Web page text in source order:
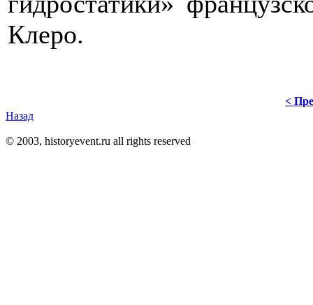
Клеро.
<
Назад
© 2003, historyevent.ru all rights reserved